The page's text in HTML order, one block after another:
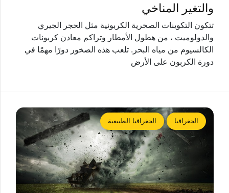
والتغير المناخي
تتكون التكوينات الصخرية الكربونية مثل الحجر الجيري
والدولوميت ، من هطول الأمطار وتراكم معادن كربونات
الكالسيوم من مياه البحر. تلعب هذه الصخور دورًا مهمًا في
دورة الكربون على الأرض
الجغرافيا الجغرافيا الطبيعية